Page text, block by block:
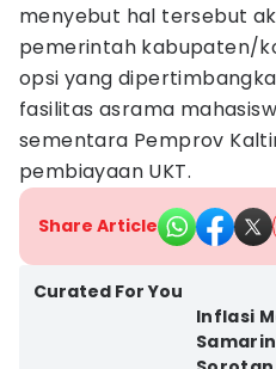
menyebut hal tersebut
pemerintah kabupaten/
opsi yang
fasilitas asrama
sementara Pemprov
pembiayaan UKT.
Share Article
Curated For You
Inflasi